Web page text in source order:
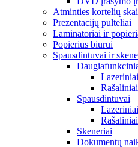
Atminties kortelių
Prezentacijų pulteliai
Laminatoriai ir
Popierius biurui
Spausdintuvai ir
Lazeriniai
Rašaliniai
Spausdintuvai
Skeneriai
Dokumentų